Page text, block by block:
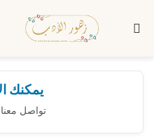
بحث عن
يمكنك
تواصل